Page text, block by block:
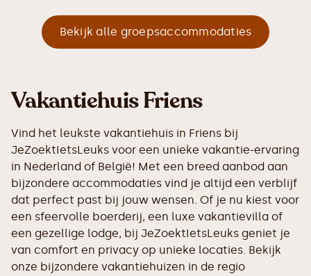
Bekijk alle groepsaccommodaties
Vakantiehuis Friens
Vind het leukste vakantiehuis in Friens bij
JeZoektIetsLeuks voor een unieke vakantie-ervaring
in Nederland of België! Met een breed aanbod aan
bijzondere accommodaties vind je altijd een verblijf
dat perfect past bij jouw wensen. Of je nu kiest voor
een sfeervolle boerderij, een luxe vakantievilla of
een gezellige lodge, bij JeZoektIetsLeuks geniet je
van comfort en privacy op unieke locaties. Bekijk
onze bijzondere vakantiehuizen in de regio